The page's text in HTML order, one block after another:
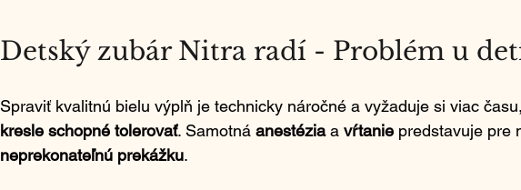
Detský zubár Nitra radí - Problém u detí
Spraviť kvalitnú bielu výplň je technicky náročné a vyžaduje si viac času,
kresle schopné tolerovať. Samotná anestézia a vŕtanie predstavuje pre
neprekonateľnú prekážku.